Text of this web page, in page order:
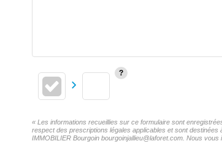
« Les informations recueillies sur ce formulaire sont
respect des prescriptions légales applicables et sont
IMMOBILIER Bourgoin bourgoinjallieu@laforet.com. Nous